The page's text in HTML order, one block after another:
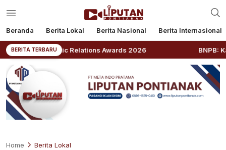
Beranda Berita Lokal Berita Nasional Berita Internasional
BERITA TERBARU
Relations Awards 2026 BNPB: Kalbar Masuk
Home Berita Lokal